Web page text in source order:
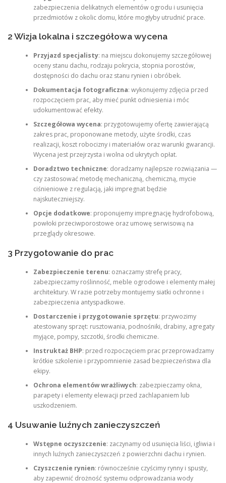
zabezpieczenia delikatnych elementów ogrodu i usunięcia
przedmiotów z okolic domu, które mogłyby utrudnić prace.
2 Wizja lokalna i szczegółowa wycena
Przyjazd specjalisty: na miejscu dokonujemy szczegółowej
oceny stanu dachu, rodzaju pokrycia, stopnia porostów,
dostępności do dachu oraz stanu rynien i obróbek.
Dokumentacja fotograficzna: wykonujemy zdjęcia przed
rozpoczęciem prac, aby mieć punkt odniesienia i móc
udokumentować efekty.
Szczegółowa wycena: przygotowujemy ofertę zawierającą
zakres prac, proponowane metody, użyte środki, czas
realizacji, koszt robocizny i materiałów oraz warunki gwarancji.
Wycena jest przejrzysta i wolna od ukrytych opłat.
Doradztwo techniczne: doradzamy najlepsze rozwiązania —
czy zastosować metodę mechaniczną, chemiczną, mycie
ciśnieniowe z regulacją, jaki impregnat będzie
najskuteczniejszy.
Opcje dodatkowe: proponujemy impregnację hydrofobową,
powłoki przeciwporostowe oraz umowę serwisową na
przeglądy okresowe.
3 Przygotowanie do prac
Zabezpieczenie terenu: oznaczamy strefę pracy,
zabezpieczamy roślinność, meble ogrodowe i elementy małej
architektury. W razie potrzeby montujemy siatki ochronne i
zabezpieczenia antyspadkowe.
Dostarczenie i przygotowanie sprzętu: przywozimy
atestowany sprzęt: rusztowania, podnośniki, drabiny, agregaty
myjące, pompy, szczotki, środki chemiczne.
Instruktaż BHP: przed rozpoczęciem prac przeprowadzamy
krótkie szkolenie i przypomnienie zasad bezpieczeństwa dla
ekipy.
Ochrona elementów wrażliwych: zabezpieczamy okna,
parapety i elementy elewacji przed zachlapaniem lub
uszkodzeniem.
4 Usuwanie luźnych zanieczyszczeń
Wstępne oczyszczenie: zaczynamy od usunięcia liści, igliwia i
innych luźnych zanieczyszczeń z powierzchni dachu i rynien.
Czyszczenie rynien: równocześnie czyścimy rynny i spusty,
aby zapewnić drożność systemu odprowadzania wody